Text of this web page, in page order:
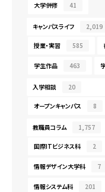
大学併修 41
キャンパスライフ 2,019
授業・実習 585
学生作品 463
入学相談 20
オープンキャンパス 8
教職員コラム 1,757
国際ITビジネス科 2
情報デザイン大学科 7
情報システム科 201